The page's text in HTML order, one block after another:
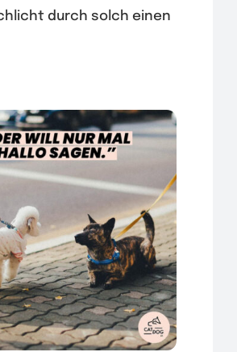
durch solch einen